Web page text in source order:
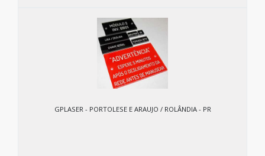
GPLASER - PORTOLESE E ARAUJO / ROLÂNDIA - PR